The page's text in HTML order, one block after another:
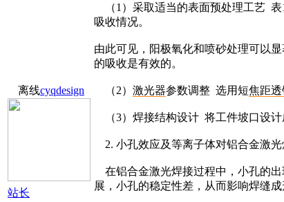
离线cyqdesign
站长
（1）采取适当的表面预处理工艺 表
吸收情况。
由此可见，阳极氧化和喷砂处理可以
的吸收是有效的。
（2） 激光器参数调整 选用短焦距透
（3）焊接结构设计 将工件坡口设计
2. 小孔效应及等离子体对铝合金激光
在铝合金激光焊接过程中，小孔的出
展，小孔的稳定性差，从而影响焊缝